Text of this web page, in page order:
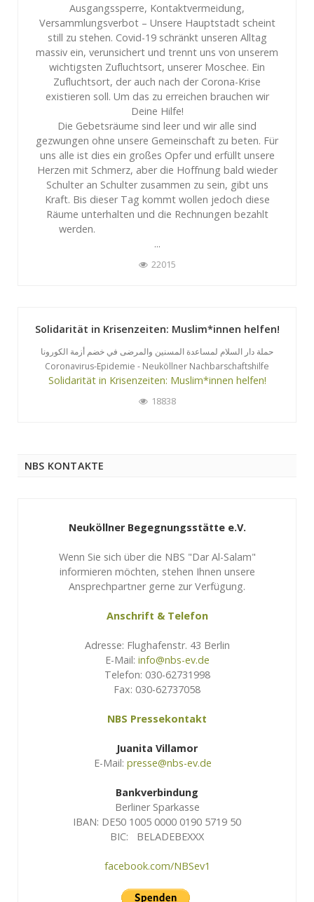
Ausgangssperre, Kontaktvermeidung,
Versammlungsverbot – Unsere Hauptstadt scheint
still zu stehen. Covid-19 schränkt unseren Alltag
massiv ein, verunsichert und trennt uns von unserem
wichtigsten Zufluchtsort, unserer Moschee. Ein
Zufluchtsort, der auch nach der Corona-Krise
existieren soll. Um das zu erreichen brauchen wir
Deine Hilfe!
Die Gebetsräume sind leer und wir alle sind
gezwungen ohne unsere Gemeinschaft zu beten. Für
uns alle ist dies ein großes Opfer und erfüllt unsere
Herzen mit Schmerz, aber die Hoffnung bald wieder
Schulter an Schulter zusammen zu sein, gibt uns
Kraft. Bis dieser Tag kommt wollen jedoch diese
Räume unterhalten und die Rechnungen bezahlt
werden.
...
22015
Solidarität in Krisenzeiten: Muslim*innen helfen!
حملة دار السلام لمساعدة المسنين والمرضى في خضم أزمة الكورونا
Coronavirus-Epidemie - Neuköllner Nachbarschaftshilfe
Solidarität in Krisenzeiten: Muslim*innen helfen!
18838
NBS KONTAKTE
Neuköllner Begegnungsstätte e.V.
Wenn Sie sich über die NBS "Dar Al-Salam"
informieren möchten, stehen Ihnen unsere
Ansprechpartner gerne zur Verfügung.
Anschrift & Telefon
Adresse: Flughafenstr. 43 Berlin
E-Mail: info@nbs-ev.de
Telefon: 030-62731998
Fax: 030-62737058
NBS Pressekontakt
Juanita Villamor
E-Mail: presse@nbs-ev.de
Bankverbindung
Berliner Sparkasse
IBAN: DE50 1005 0000 0190 5719 50
BIC: BELADEBEXXX
facebook.com/NBSev1